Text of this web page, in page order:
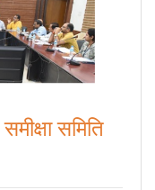
समिति